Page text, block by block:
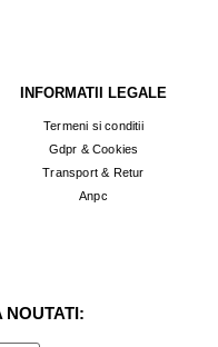
INFORMATII LEGALE
Termeni si conditii
Gdpr & Cookies
Transport & Retur
Anpc